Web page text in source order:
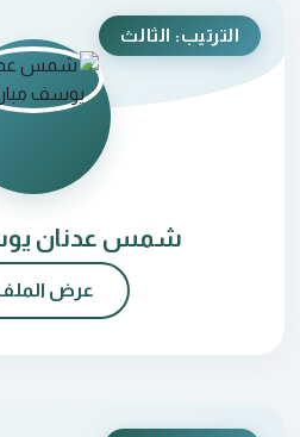
الترتيب: الثالث
شمس عدنان
عرض